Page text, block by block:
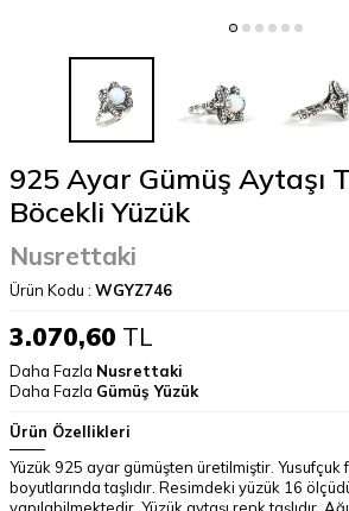
925 Ayar Gümüş Aytaşı
Böcekli Yüzük
Nusrettaki
Ürün Kodu : WGYZ746
3.070,60 TL
Daha Fazla Nusrettaki
Daha Fazla Gümüş Yüzük
Ürün Özellikleri
Yüzük 925 ayar gümüşten üretilmiştir. Yusufçuk
boyutlarında taşlıdır. Resimdeki yüzük 16
yapılabilmektedir. Yüzük aytaşı renk taşlıdır.